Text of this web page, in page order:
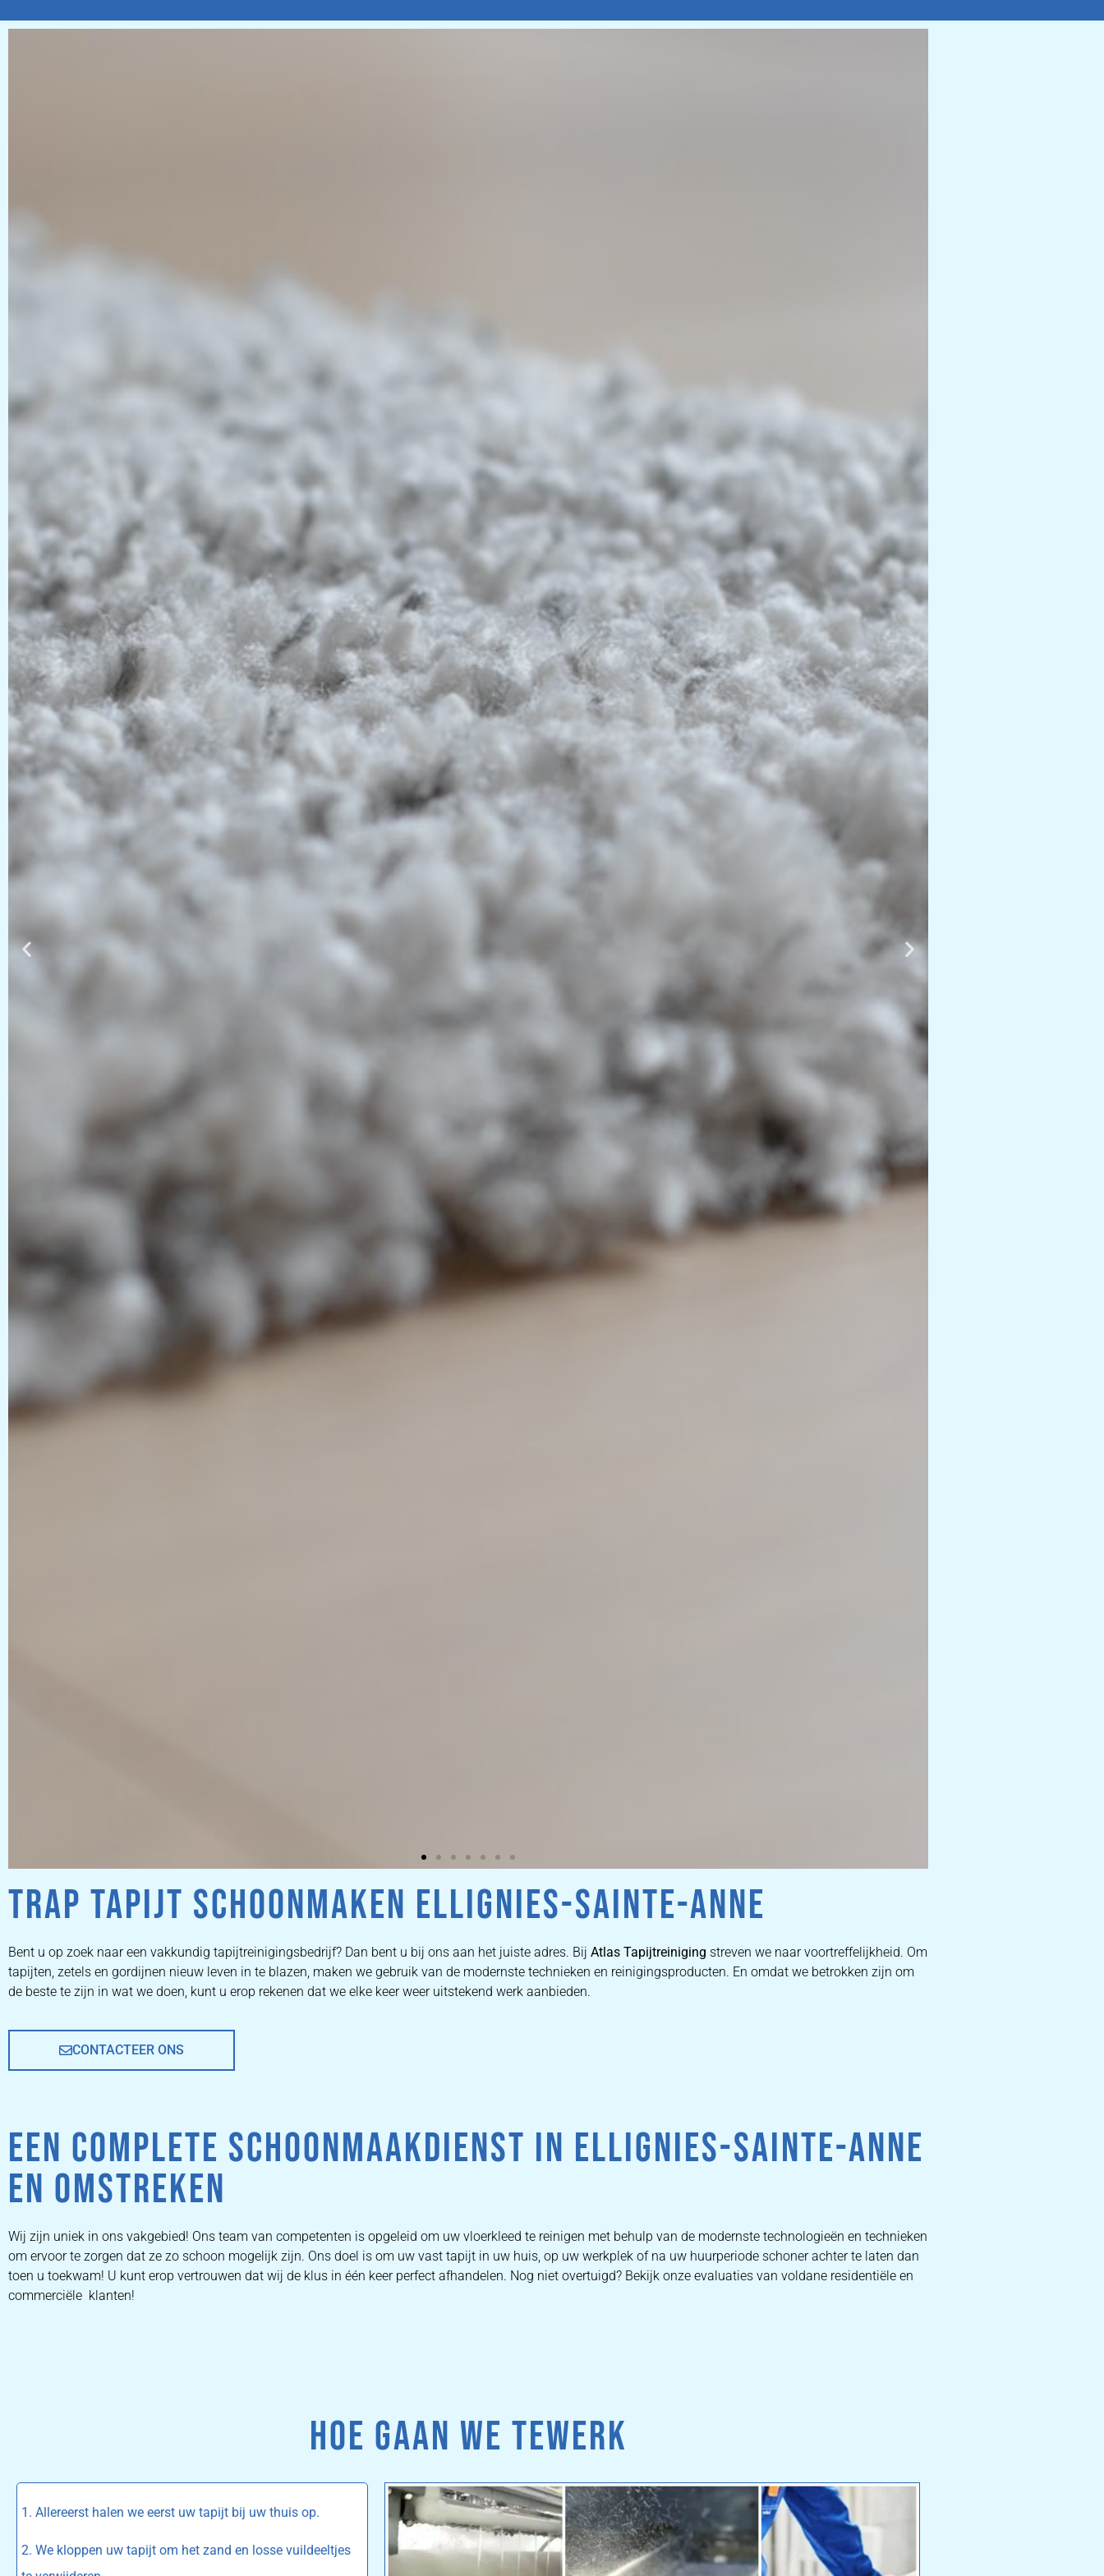
ZETEL
REINIGEN
ZETEL REINIGEN DOOR
PRIJZEN
TRAP TAPIJT SCHOONMAKEN ELLIGNIES-SAINTE-ANNE
Bent u op zoek naar een vakkundig tapijtreinigingsbedrijf? Dan bent u bij ons aan het juiste adres. Bij Atlas Tapijtreiniging streven we naar voortreffelijkheid. Om
tapijten, zetels en gordijnen nieuw leven in te blazen, maken we gebruik van de modernste technieken en reinigingsproducten. En omdat we betrokken zijn om
de beste te zijn in wat we doen, kunt u erop rekenen dat we elke keer weer uitstekend werk aanbieden.
CONTACTEER ONS
EEN COMPLETE SCHOONMAAKDIENST IN ELLIGNIES-SAINTE-ANNE
EN OMSTREKEN
Wij zijn uniek in ons vakgebied! Ons team van competenten is opgeleid om uw vloerkleed te reinigen met behulp van de modernste technologieën en technieken
om ervoor te zorgen dat ze zo schoon mogelijk zijn. Ons doel is om uw vast tapijt in uw huis, op uw werkplek of na uw huurperiode schoner achter te laten dan
toen u toekwam! U kunt erop vertrouwen dat wij de klus in één keer perfect afhandelen. Nog niet overtuigd? Bekijk onze evaluaties van voldane residentiële en
commerciële klanten!
HOE GAAN WE TEWERK
1. Allereerst halen we eerst uw tapijt bij uw thuis op.
2. We kloppen uw tapijt om het zand en losse vuildeeltjes